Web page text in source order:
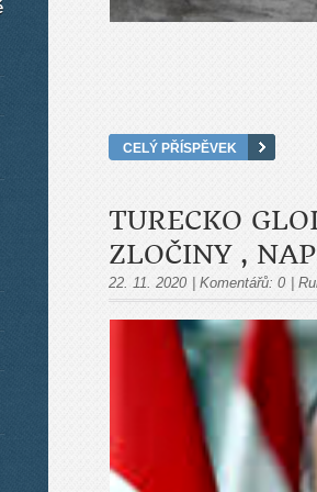
CELÝ PŘÍSPĚVEK
TURECKO
ZLOČINY ,
22. 11. 2020 Komentářů: 0